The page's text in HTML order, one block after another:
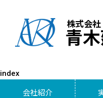
株式会社
青
index
会社紹介